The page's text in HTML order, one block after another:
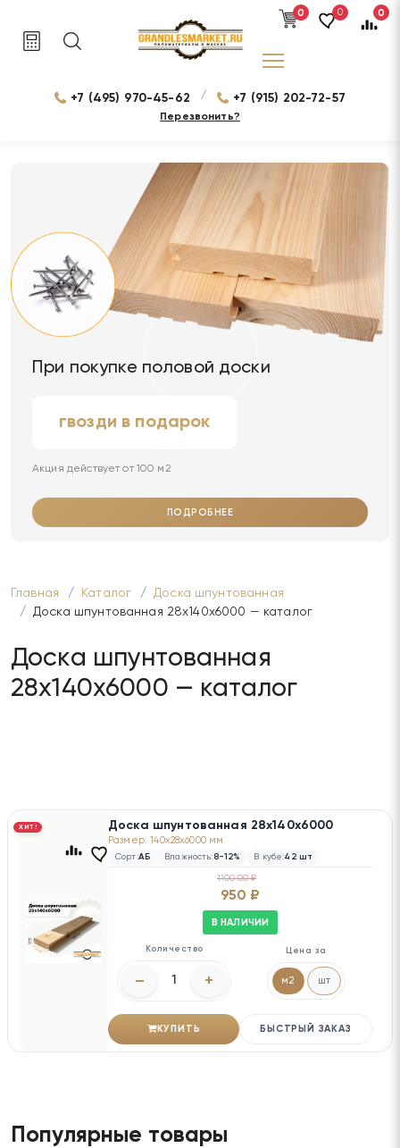
0 0 0
+7 (495) 970-45-62 / +7 (915) 202-72-57
Перезвонить?
При покупке половой доски
гвозди в подарок
Акция действует от 100 м2
ПОДРОБНЕЕ
Главная Каталог
Доска шпунтованная
Доска шпунтованная 28х140х6000 — каталог
Доска шпунтованная
28х140х6000 — каталог
ХИТ! Доска шпунтованная 28х140х6000
Размер: 140x28x6000 мм
Сорт:АБ Влажность: 8-12% В кубе:42 шт
1100.00 ₽
950 ₽
В НАЛИЧИИ
Количество
– +
Цена за
м2 шт
КУПИТЬ БЫСТРЫЙ ЗАКАЗ
Популярные товары